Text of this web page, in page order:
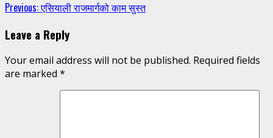
Continue
Reading
Previous:एसियाली राजमार्गको काम सुस्त
Leave a Reply
Your email address will not be published. Required fields
are marked *